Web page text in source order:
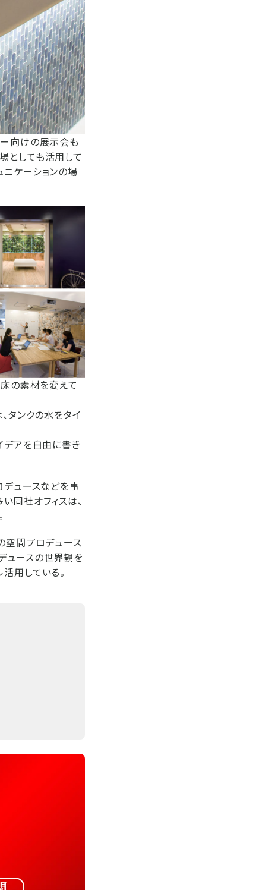
ー向けの展示会も
としても活用して
ケーションの場
の素材を変えて
タンクの水をタイ
デアを自由に書き
デュースなどを事
同社オフィスは、
空間プロデュース
ュースの世界観を
用している。